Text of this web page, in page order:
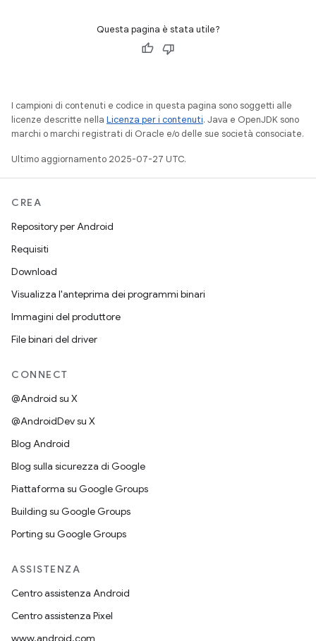
Questa pagina è stata utile?
I campioni di contenuti e codice in questa pagina sono soggetti alle
licenze descritte nella Licenza per i contenuti. Java e OpenJDK sono
marchi o marchi registrati di Oracle e/o delle sue società consociate.
Ultimo aggiornamento 2025-07-27 UTC.
CREA
Repository per Android
Requisiti
Download
Visualizza l'anteprima dei programmi binari
Immagini del produttore
File binari del driver
CONNECT
@Android su X
@AndroidDev su X
Blog Android
Blog sulla sicurezza di Google
Piattaforma su Google Groups
Building su Google Groups
Porting su Google Groups
ASSISTENZA
Centro assistenza Android
Centro assistenza Pixel
www.android.com